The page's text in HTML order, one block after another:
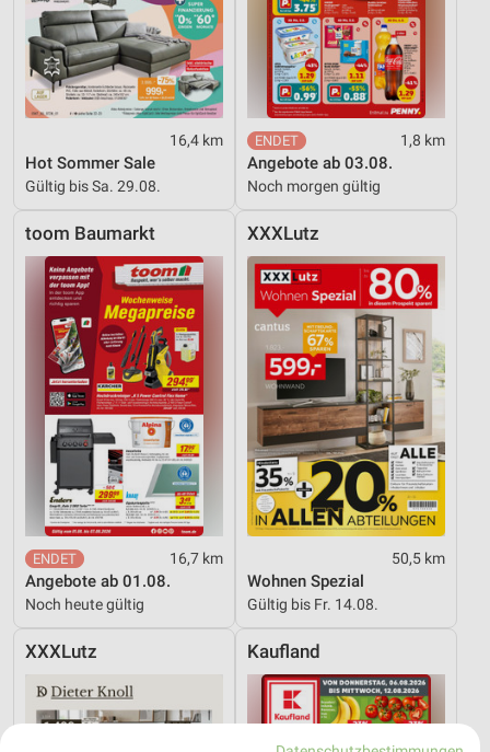
16,4 km
Hot Sommer Sale
Gültig bis Sa. 29.08.
1,8 km
Angebote ab 03.08.
Noch morgen gültig
toom Baumarkt
16,7 km
Angebote ab 01.08.
Noch heute gültig
XXXLutz
50,5 km
Wohnen Spezial
Gültig bis Fr. 14.08.
XXXLutz Kaufland